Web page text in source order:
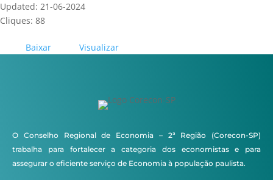
Updated: 21-06-2024
Cliques: 88
Baixar Visualizar
O Conselho Regional de Economia – 2ª Região (Corecon-SP)
trabalha para fortalecer a categoria dos economistas e para
assegurar o eficiente serviço de Economia à população paulista.